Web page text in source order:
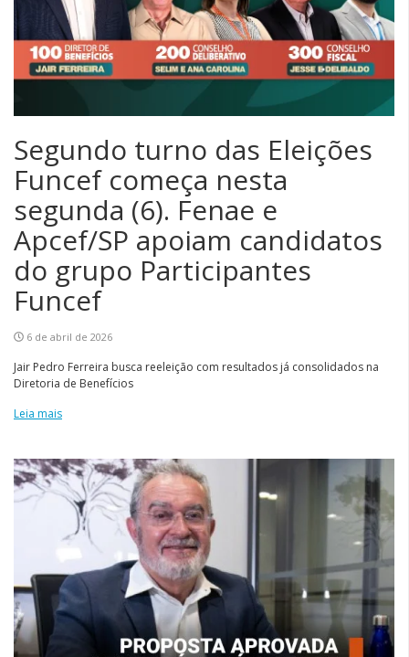
Segundo turno das Eleições
Funcef começa nesta
segunda (6). Fenae e
Apcef/SP apoiam candidatos
do grupo Participantes
Funcef
6 de abril de 2026
Jair Pedro Ferreira busca reeleição com resultados já consolidados na
Diretoria de Benefícios
Leia mais